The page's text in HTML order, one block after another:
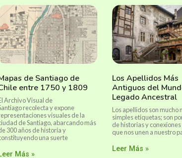
de Santiago de
entre 1750 y 1809
Archivo Visual de
recolecta y expone
visuales de la
de Santiago, abarcando más
300 años de historia y
una suerte
Más »
Los Apellidos Más
Antiguos del
Legado Ancestral
Los apellidos son mucho
simples etiquetas; son
de historias y
que nos unen a nuestro
Leer Más »